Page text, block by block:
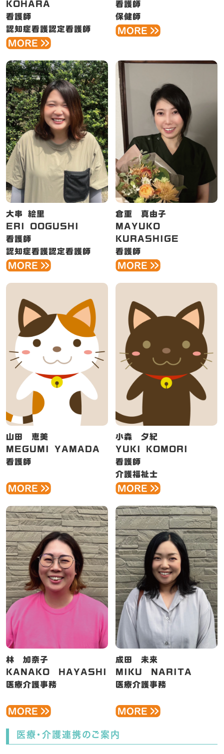
KOHARA
看護師
認知症看護認定看護師
看護師
保健師
大串 絵里
ERI OOGUSHI
看護師
認知症看護認定看護師
倉重 真由子
MAYUKO
KURASHIGE
看護師
山田 恵美
MEGUMI YAMADA
看護師
小森 夕紀
YUKI KOMORI
看護師
介護福祉士
林 加奈子
KANAKO HAYASHI
医療介護事務
成田 未来
MIKU NARITA
医療介護事務
医療・介護連携のご案内